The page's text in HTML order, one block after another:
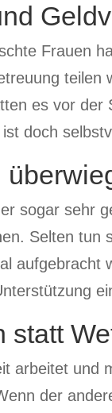
Frauen
teilen
es vor der
doch
sogar sehr
Selten tun
aufgebracht
statt
arbeitet und
der